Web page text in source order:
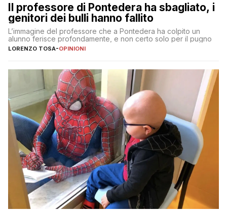
Il professore di Pontedera ha sbagliato, i
genitori dei bulli hanno fallito
L’immagine del professore che a Pontedera ha colpito un
alunno ferisce profondamente, e non certo solo per il pugno
LORENZO TOSA-OPINIONI